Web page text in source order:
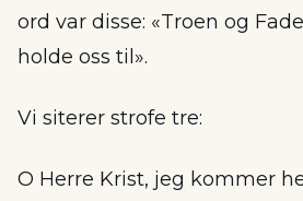
ord var disse: «Troen og
holde oss til».
Vi siterer strofe tre:
O Herre Krist, jeg kommer